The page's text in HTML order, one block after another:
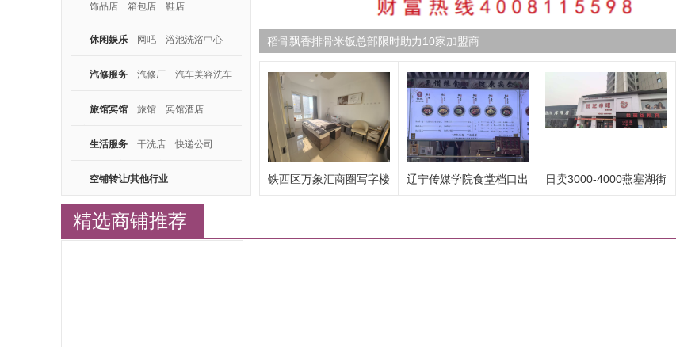
饰品店
箱包店 鞋店
休闲娱乐 网吧
浴池洗浴中心
汽修服务
汽修厂
汽车美容洗车
旅馆宾馆
旅馆
宾馆酒店
生活服务
干洗店
快递公司
空铺转让/其他行业
稻骨飘香排骨米饭总部限时助力10家加盟商
铁西区万象汇商圈写字楼 辽宁传媒学院食堂档口出 日卖3000-4000燕塞湖街
精选商铺推荐